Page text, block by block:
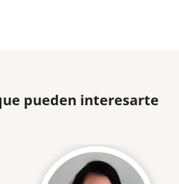
pueden interesarte